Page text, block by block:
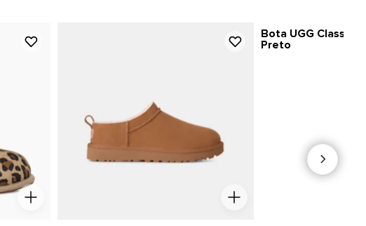
Bota UGG Classic
Preto